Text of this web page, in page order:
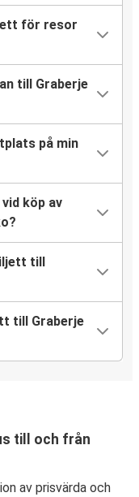
för resor
till Graberje
på min
köp av
till
till Graberje
till och från
av prisvärda och